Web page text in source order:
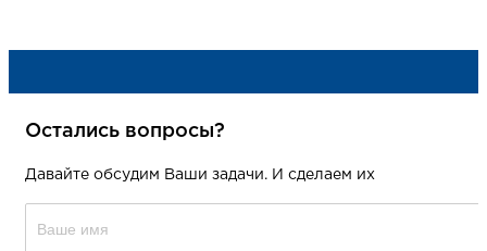
Остались вопросы?
Давайте обсудим Ваши задачи. И сделаем их